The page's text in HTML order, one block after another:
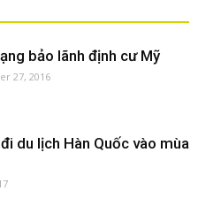
bảo lãnh định cư Mỹ
27, 2016
du lịch Hàn Quốc vào mùa